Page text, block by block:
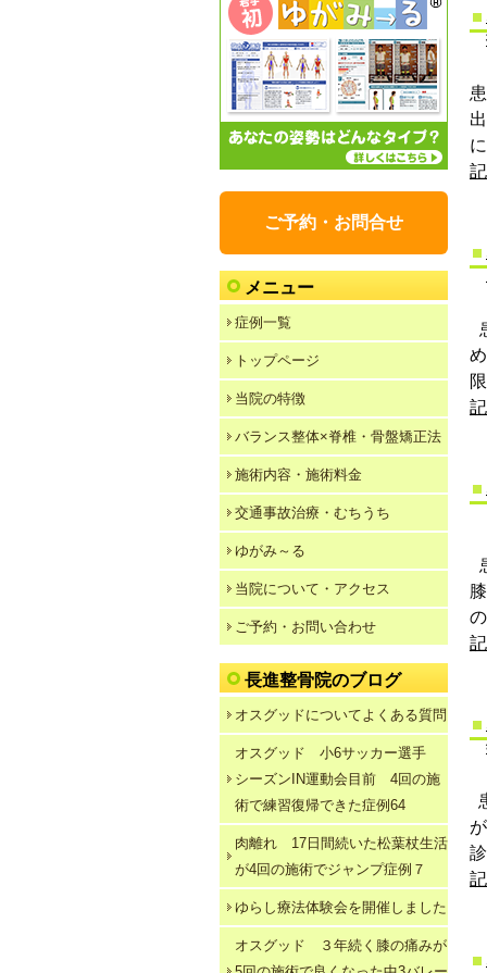
ご予約・お問合せ
メニュー
症例一覧
トップページ
当院の特徴
バランス整体×脊椎・骨盤矯正法
施術内容・施術料金
交通事故治療・むちうち
ゆがみ～る
当院について・アクセス
ご予約・お問い合わせ
長進整骨院のブログ
オスグッドについてよくある質問
オスグッド 小6サッカー選手
シーズンIN運動会目前 4回の施
術で練習復帰できた症例64
肉離れ 17日間続いた松葉杖生活
が4回の施術でジャンプ症例７
ゆらし療法体験会を開催しました
オスグッド ３年続く膝の痛みが